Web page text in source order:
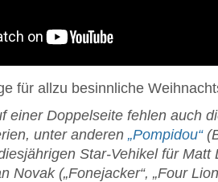
für allzu besinnliche
einer Doppelseite fehlen auch
unter anderen „Pompidou“
Star-Vehikel für Matt
Novak („Fonejacker“, „Four